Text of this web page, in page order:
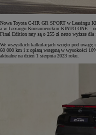
Nowa Toyota C-HR GR SPORT w Leasingu
a w Leasingu Konsumenckim KINTO ONE –
Final Edition raty są o 255 zł netto wyższe
We wszystkich kalkulacjach wzięto pod
60 000 km i z opłatą wstępną w wysokości
aktualne na dzień 1 sierpnia 2023 roku.